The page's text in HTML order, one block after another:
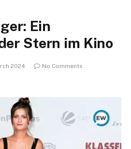
Ein
Stern im Kino
2024
No Comments